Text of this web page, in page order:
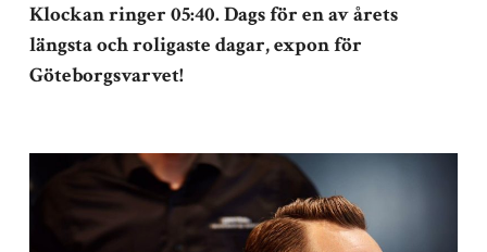
Klockan ringer 05:40. Dags för en av årets
längsta och roligaste dagar, expon för
Göteborgsvarvet!